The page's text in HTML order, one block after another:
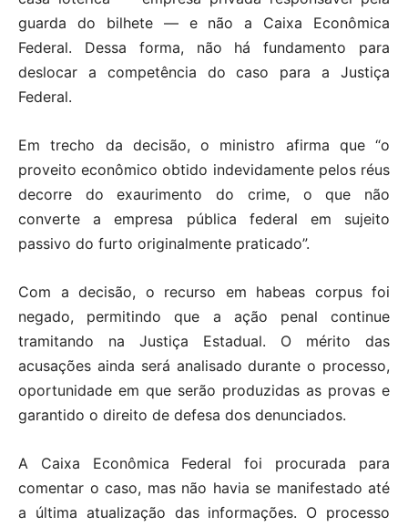
guarda do bilhete — e não a Caixa Econômica
Federal. Dessa forma, não há fundamento para
deslocar a competência do caso para a Justiça
Federal.
Em trecho da decisão, o ministro afirma que “o
proveito econômico obtido indevidamente pelos réus
decorre do exaurimento do crime, o que não
converte a empresa pública federal em sujeito
passivo do furto originalmente praticado”.
Com a decisão, o recurso em habeas corpus foi
negado, permitindo que a ação penal continue
tramitando na Justiça Estadual. O mérito das
acusações ainda será analisado durante o processo,
oportunidade em que serão produzidas as provas e
garantido o direito de defesa dos denunciados.
A Caixa Econômica Federal foi procurada para
comentar o caso, mas não havia se manifestado até
a última atualização das informações. O processo